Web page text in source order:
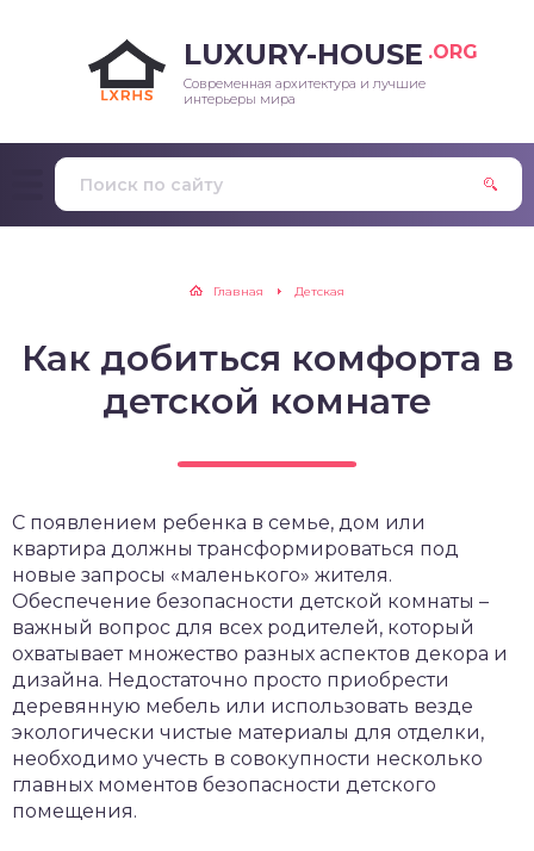
LUXURY-HOUSE .ORG
Современная архитектура и лучшие
интерьеры мира
Главная Детская
Как добиться комфорта в
детской комнате
С появлением ребенка в семье, дом или
квартира должны трансформироваться под
новые запросы «маленького» жителя.
Обеспечение безопасности детской комнаты –
важный вопрос для всех родителей, который
охватывает множество разных аспектов декора и
дизайна. Недостаточно просто приобрести
деревянную мебель или использовать везде
экологически чистые материалы для отделки,
необходимо учесть в совокупности несколько
главных моментов безопасности детского
помещения.